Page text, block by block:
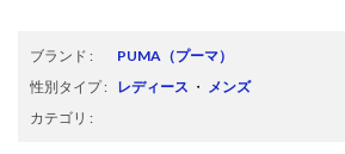
ブランド : PUMA （プーマ）
性別タイプ: レディース ・ メンズ
カテゴリ :